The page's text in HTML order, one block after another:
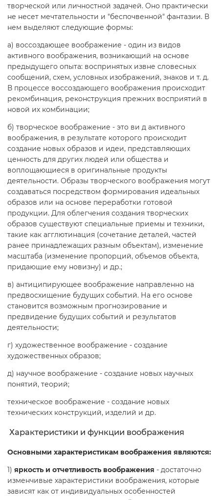
творческой или личностной задачей. Оно практически
не несет мечтательности и "беспочвенной" фантазии. В
нем выделяют следующие формы:
а) воссоздающее воображение - один из видов
активного воображения, возникающий на основе
предыдущего опыта: воспринятых извне словесных
сообщений, схем, условных изображений, знаков и т. д.
В процессе воссоздающего воображения происходит
рекомбинация, реконструкция прежних восприятий в
новой их комбинации;
б) творческое воображение - это ви д активного
воображения, в результате которого происходит
создание новых образов и идеи, представляющих
ценность для других людей или общества и
воплощающиеся в оригинальные продукты
деятельности. Образы творческого воображения могут
создаваться посредством формирования идеальных
образов или на основе переработки готовой
продукции. Для облегчения создания творческих
образов существуют специальные приемы и техники,
такие как агглютинация (сочетание деталей, частей
ранее принадлежащих разным объектам), изменение
масштаба (изменение пропорций, объемов объекта,
придающие ему новизну) и др.;
в) антиципирующее воображение направленно на
предвосхищение будущих событий. На его основе
становится возможным прогнозирование и
предвидение будущих событий и результатов
деятельности;
г) художественное воображение - создание
художественных образов;
д) научное воображение - создание новых научных
понятий, теорий;
техническое воображение - создание новых
технических конструкций, изделий и др.
Характеристики и функции воображения
Основными характеристикам воображения являются:
1) яркость и отчетливость воображения - достаточно
изменчивые характеристики воображения, которые
зависят как от индивидуальных особенностей